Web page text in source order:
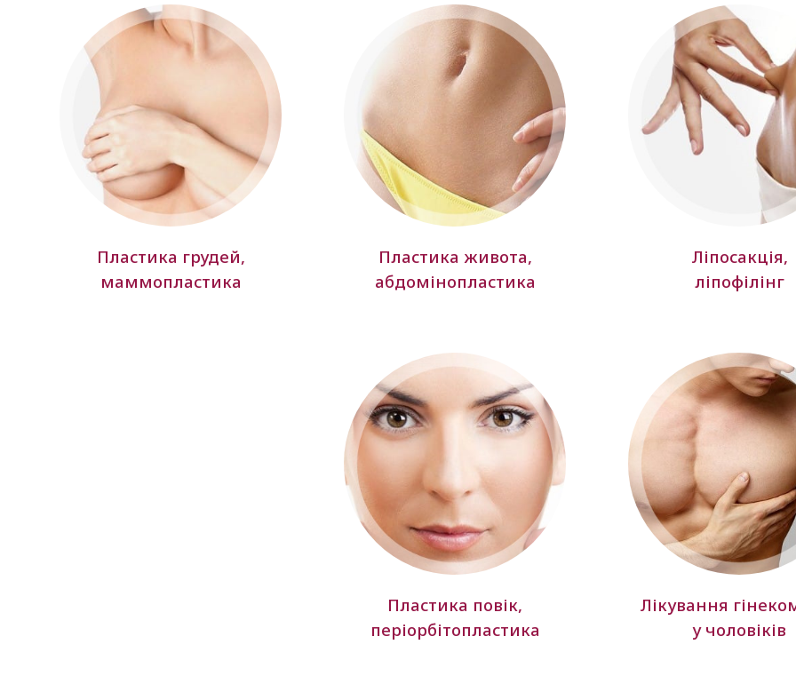
Пластика грудей,
маммопластика
Пластика живота,
абдомінопластика
Ліпосакція,
ліпофілінг
Пластика повік,
періорбітопластика
Лікування
у чоловіків